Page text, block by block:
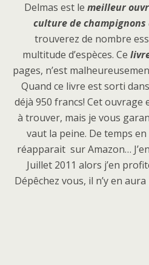
Delmas est le meilleur
culture de champignons
trouverez de nombre
multitude d’espèces. Ce
pages, n’est
Quand ce livre est sorti
déjà 950 francs! Cet
à trouver, mais je vous
vaut la peine. De temps
réapparait sur Amazon…
Juillet 2011 alors j’en
Dépêchez vous, il n’y en